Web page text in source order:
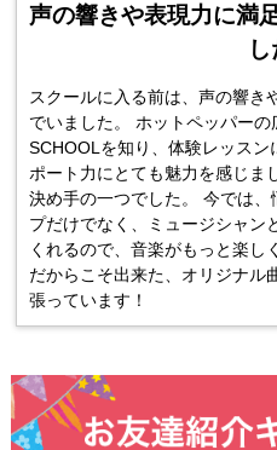
声の響きや表現力に満
スクールに入る前は、声の響き
でいました。 ホットペッパー
SCHOOLを知り、体験レッス
ポート力にとても魅力を感じま
決め手の一つでした。 今では
プだけでなく、ミュージシャン
くれるので、音楽がもっと楽し
だからこそ出来た、オリジナル
張っています！